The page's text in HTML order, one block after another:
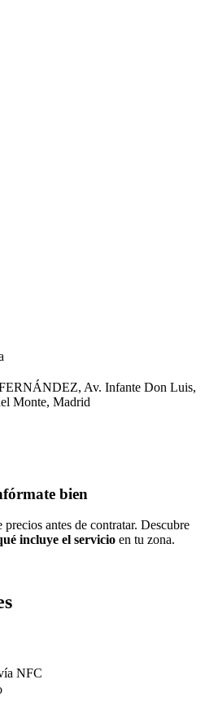
Av. Infante Don Luis,
Monte, Madrid
bien
antes de contratar. Descubre
incluye el servicio en tu zona.
NFC